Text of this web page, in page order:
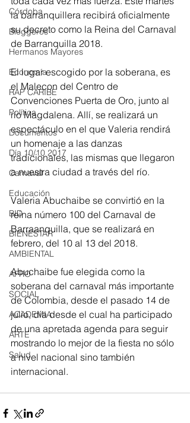
Córdoba
Bloggeros
Hermanos Mayores
Economía
RAP CARIBE
Política
Documentos
Día 10/10 2017
Carnaval
Educación
BID
BIENESTAR
AMBIENTAL
AFRO
SOCIAL
ACADEMIA
ARTE
Salud
la barranquillera recibirá oficialmente
su decreto como la Reina del Carnaval
de Barranquilla 2018.
El lugar escogido por la soberana, es
el Malecon del Centro de
Convenciones Puerta de Oro, junto al
río Magdalena. Allí, se realizará un
espectáculo en el que Valeria rendirá
un homenaje a las danzas
tradicionales, las mismas que llegaron
a nuestra ciudad a través del río.
Valeria Abuchaibe se convirtió en la
reina número 100 del Carnaval de
Barraanquilla, que se realizará en
febrero, del 10 al 13 del 2018.
Abuchaibe fue elegida como la
soberana del carnaval más importante
de Colombia, desde el pasado 14 de
julio, día desde el cual ha participado
de una apretada agenda para seguir
mostrando lo mejor de la fiesta no sólo
a nivel nacional sino también
internacional.